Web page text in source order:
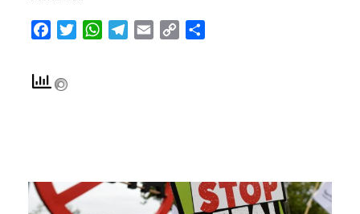
FacebookTwitterWhatsAppTelegram
Email
Copy